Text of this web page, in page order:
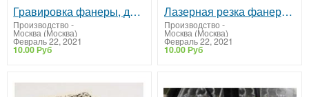
Гравировка фанеры, дерева, кожи, пластика, акрила
Производство -
Москва (Москва)
Февраль 22, 2021
10.00 Руб
Лазерная резка фанеры, мдф, оргстекла, дерева.
Производство -
Москва (Москва)
Февраль 22, 2021
10.00 Руб